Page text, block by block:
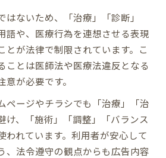
ないため、「治療」「診断」
語や、医療行為を連想させる表現
とが法律で制限されています。こ
ことは医師法や医療法違反となる
が必要です。
ページやチラシでも「治療」「治
け、「施術」「調整」「バランス
われています。利用者が安心して
、法令遵守の観点からも広告内容